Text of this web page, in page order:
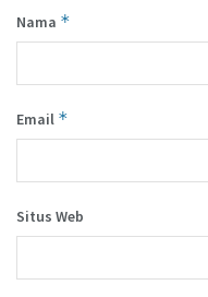
Nama *
Email *
Situs Web